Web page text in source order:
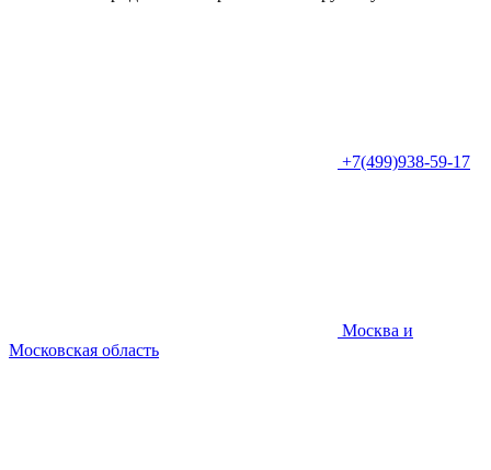
+7(499)938-59-17
Москва и
Московская область